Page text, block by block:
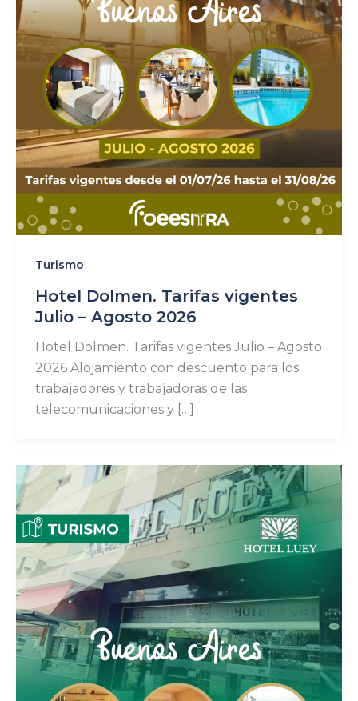
Turismo
Hotel Dolmen. Tarifas vigentes
Julio – Agosto 2026
Hotel Dolmen. Tarifas vigentes Julio – Agosto
2026 Alojamiento con descuento para los
trabajadores y trabajadoras de las
telecomunicaciones y […]